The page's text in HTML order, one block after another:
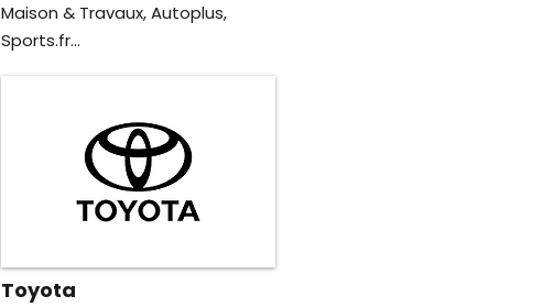
Maison & Travaux, Autoplus,
Sports.fr...
Toyota